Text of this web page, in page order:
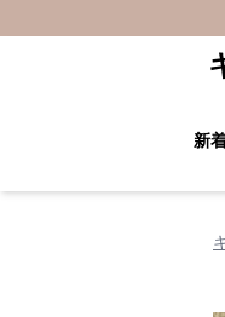
新